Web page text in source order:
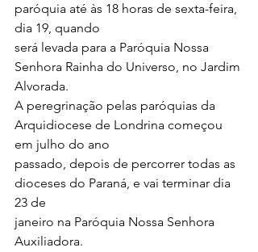
paróquia até às 18 horas de sexta-feira,
dia 19, quando
será levada para a Paróquia Nossa
Senhora Rainha do Universo, no Jardim
Alvorada.
A peregrinação pelas paróquias da
Arquidiocese de Londrina começou
em julho do ano
passado, depois de percorrer todas as
dioceses do Paraná, e vai terminar dia
23 de
janeiro na Paróquia Nossa Senhora
Auxiliadora.